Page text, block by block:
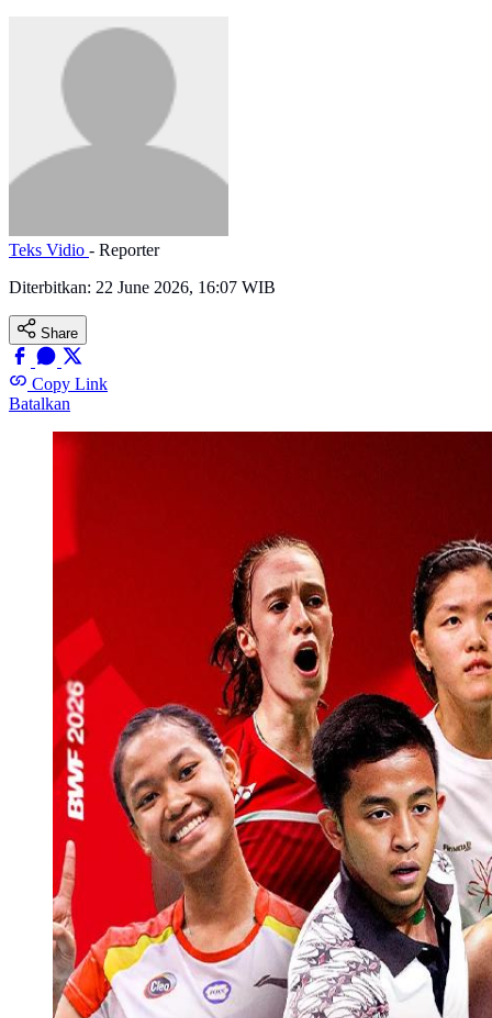
Teks Vidio - Reporter
Diterbitkan: 22 June 2026, 16:07 WIB
Share
Copy Link
Batalkan